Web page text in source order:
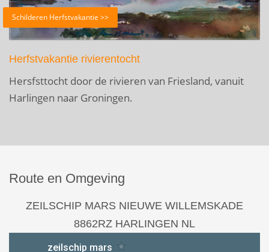
Schilderen Herfstvakantie >>
Herfstvakantie rivierentocht
Hersfsttocht door de rivieren van Friesland, vanuit
Harlingen naar Groningen.
Route en Omgeving
ZEILSCHIP MARS NIEUWE WILLEMSKADE
8862RZ HARLINGEN NL